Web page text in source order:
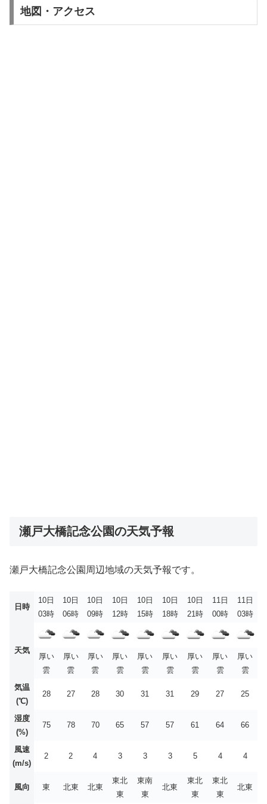
地図・アクセス
瀬戸大橋記念公園の天気予報
瀬戸大橋記念公園周辺地域の天気予報です。
日時
10日
03時
10日
06時
10日
09時
10日
12時
10日
15時
10日
18時
10日
21時
11日
00時
11日
03時
天気
厚い
雲
厚い
雲
厚い
雲
厚い
雲
厚い
雲
厚い
雲
厚い
雲
厚い
雲
厚い
雲
気温
(℃)
28 27 28 30 31 31 29 27 25
湿度
(%)
75 78 70 65 57 57 61 64 66
風速
(m/s)
2 2 4 3 3 3 5 4 4
風向 東 北東 北東
東北
東
東南
東
北東
東北
東
東北
東
北東